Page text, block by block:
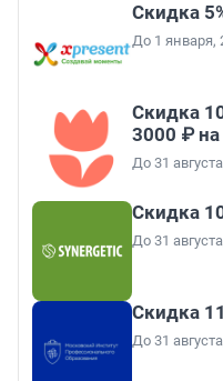
Скидка
До 1 января,
Скидка
3000 ₽
До 31
Скидка
До 31
Скидка
До 31